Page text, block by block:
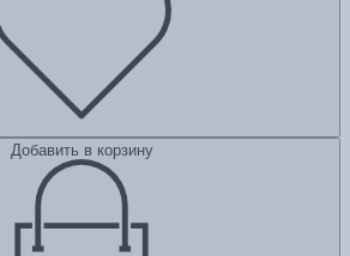
Добавить в корзину